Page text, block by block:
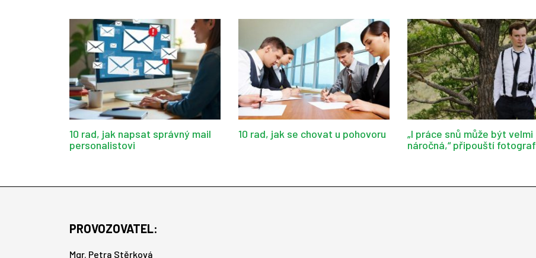
10 rad, jak napsat správný mail
personalistovi
10 rad, jak se chovat u pohovoru
„I práce snů může být velmi
náročná,“ připouští fotograf
PROVOZOVATEL:
Mgr. Petra Stěrková